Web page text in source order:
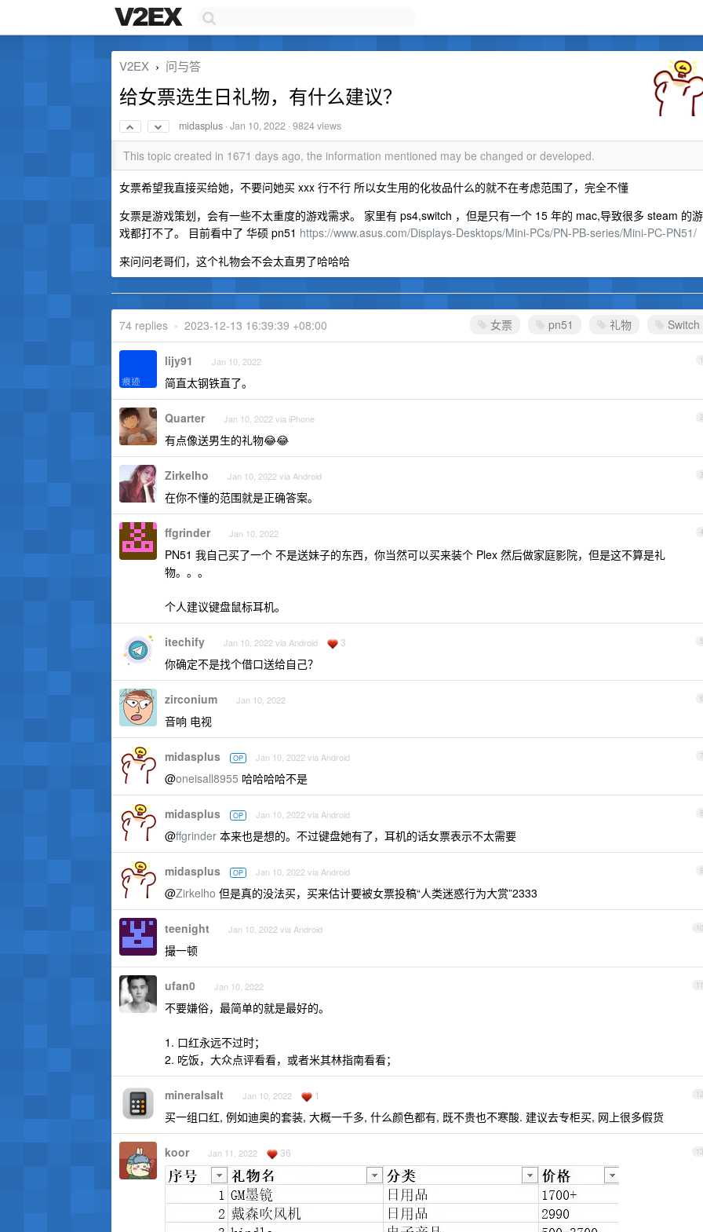
V2EX › 问与答
给女票选生日礼物，有什么建议？
midasplus ·Jan 10, 2022 · 9824 views
This topic created in 1671 days ago, the information mentioned may be changed or developed.
女票希望我直接买给她，不要问她买 xxx 行不行 所以女生用的化妆品什么的就不在考虑范围了，完全不懂
女票是游戏策划，会有一些不太重度的游戏需求。 家里有 ps4,switch ，但是只有一个 15 年的 mac,导致很多 steam 的游
戏都打不了。 目前看中了 华硕 pn51 https://www.asus.com/Displays-Desktops/Mini-PCs/PN-PB-series/Mini-PC-PN51/
来问问老哥们，这个礼物会不会太直男了哈哈哈
女票 pn51 礼物 Switch
74 replies • 2023-12-13 16:39:39 +08:00
1
lijy91 Jan 10, 2022
简直太钢铁直了。
2
Quarter Jan 10, 2022 via iPhone
有点像送男生的礼物😂😂
3
Zirkelho Jan 10, 2022 via Android
在你不懂的范围就是正确答案。
4
ffgrinder Jan 10, 2022
PN51 我自己买了一个 不是送妹子的东西，你当然可以买来装个 Plex 然后做家庭影院，但是这不算是礼
物。。。
个人建议键盘鼠标耳机。
5
itechify Jan 10, 2022 via Android 3
你确定不是找个借口送给自己？
6
zirconium Jan 10, 2022
音响 电视
7
midasplus OP Jan 10, 2022 via Android
@oneisall8955 哈哈哈哈不是
8
midasplus OP Jan 10, 2022 via Android
@ffgrinder 本来也是想的。不过键盘她有了，耳机的话女票表示不太需要
9
midasplus OP Jan 10, 2022 via Android
@Zirkelho 但是真的没法买，买来估计要被女票投稿“人类迷惑行为大赏”2333
10
teenight Jan 10, 2022 via Android
撮一顿
11
ufan0 Jan 10, 2022
不要嫌俗，最简单的就是最好的。
1. 口红永远不过时；
2. 吃饭，大众点评看看，或者米其林指南看看；
12
mineralsalt Jan 10, 2022 1
买一组口红, 例如迪奥的套装, 大概一千多, 什么颜色都有, 既不贵也不寒酸. 建议去专柜买, 网上很多假货
13
koor Jan 11, 2022 36